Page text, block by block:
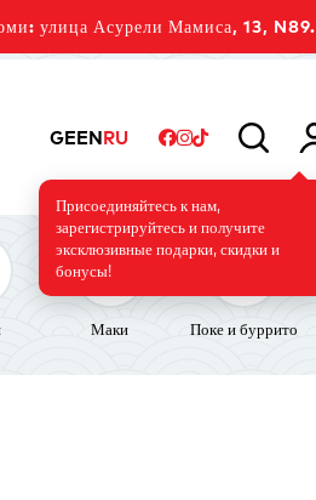
улица Асурели Мамиса, 13, N89.
GEENRU
Присоединяйтесь к нам,
зарегистрируйтесь и получите
эксклюзивные подарки, скидки и
бонусы!
Маки Поке и буррито